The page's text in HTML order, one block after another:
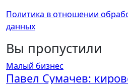
Политика в отношении
данных
Вы пропустили
Малый бизнес
Павел Сумачев: